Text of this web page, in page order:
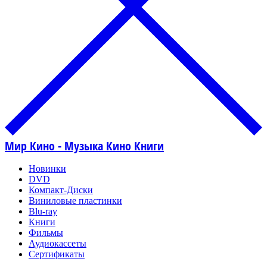
Мир Кино - Музыка Кино Книги
Новинки
DVD
Компакт-Диски
Виниловые пластинки
Blu-ray
Книги
Фильмы
Аудиокассеты
Сертификаты